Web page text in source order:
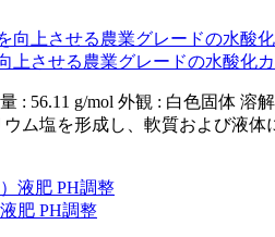
上させる農業グレードの水酸化
: 56.11 g/mol 外観 : 白色固体
ム塩を形成し、軟質および液体
肥 PH調整